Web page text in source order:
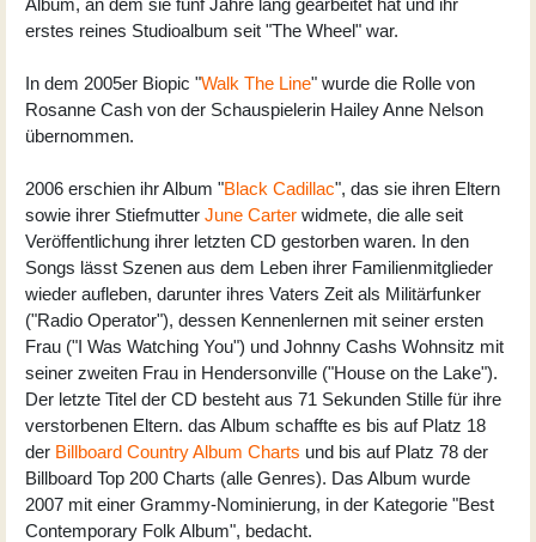
erstes reines Studioalbum seit "The Wheel" war.
In dem 2005er Biopic "Walk The Line" wurde die Rolle von
Rosanne Cash von der Schauspielerin Hailey Anne Nelson
übernommen.
2006 erschien ihr Album "Black Cadillac", das sie ihren Eltern
sowie ihrer Stiefmutter June Carter widmete, die alle seit
Veröffentlichung ihrer letzten CD gestorben waren. In den
Songs lässt Szenen aus dem Leben ihrer Familienmitglieder
wieder aufleben, darunter ihres Vaters Zeit als Militärfunker
("Radio Operator"), dessen Kennenlernen mit seiner ersten
Frau ("I Was Watching You") und Johnny Cashs Wohnsitz mit
seiner zweiten Frau in Hendersonville ("House on the Lake").
Der letzte Titel der CD besteht aus 71 Sekunden Stille für ihre
verstorbenen Eltern. das Album schaffte es bis auf Platz 18
der Billboard Country Album Charts und bis auf Platz 78 der
Billboard Top 200 Charts (alle Genres). Das Album wurde
2007 mit einer Grammy-Nominierung, in der Kategorie "Best
Contemporary Folk Album", bedacht.